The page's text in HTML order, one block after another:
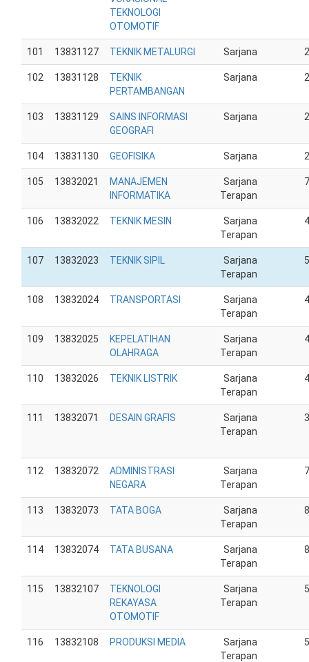
TEKNOLOGI
OTOMOTIF
101 13831127 TEKNIK METALURGI Sarjana
102 13831128
TEKNIK
PERTAMBANGAN
Sarjana
103 13831129
SAINS INFORMASI
GEOGRAFI
Sarjana
104 13831130 GEOFISIKA Sarjana
105 13832021
MANAJEMEN
INFORMATIKA
Sarjana
Terapan
106 13832022 TEKNIK MESIN
Sarjana
Terapan
107 13832023 TEKNIK SIPIL
Sarjana
Terapan
108 13832024 TRANSPORTASI
Sarjana
Terapan
109 13832025
KEPELATIHAN
OLAHRAGA
Sarjana
Terapan
110 13832026 TEKNIK LISTRIK
Sarjana
Terapan
111 13832071 DESAIN GRAFIS
Sarjana
Terapan
112 13832072
ADMINISTRASI
NEGARA
Sarjana
Terapan
113 13832073 TATA BOGA
Sarjana
Terapan
114 13832074 TATA BUSANA
Sarjana
Terapan
115 13832107
TEKNOLOGI
REKAYASA
OTOMOTIF
Sarjana
Terapan
116 13832108 PRODUKSI MEDIA
Sarjana
Terapan